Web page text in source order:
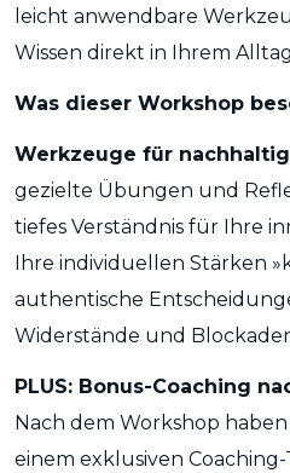
leicht anwendbare
Wissen direkt in Ihrem
Was dieser Workshop
Werkzeuge für
gezielte Übungen und
tiefes Verständnis für Ihre
Ihre individuellen Stärken
authentische
Widerstände und
PLUS: Bonus-Coaching
Nach dem Workshop
einem exklusiven